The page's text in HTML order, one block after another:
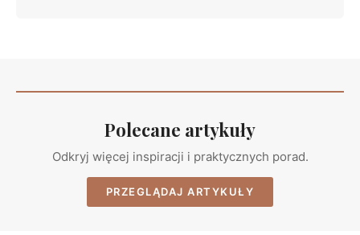
Polecane artykuły
Odkryj więcej inspiracji i praktycznych porad.
PRZEGLĄDAJ ARTYKUŁY